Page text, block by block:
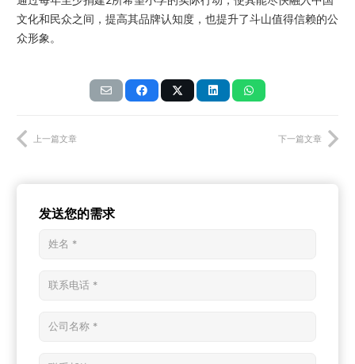
文化和民众之间，提高其品牌认知度，也提升了斗山值得信赖的公
众形象。
上一篇文章 下一篇文章
发送您的需求